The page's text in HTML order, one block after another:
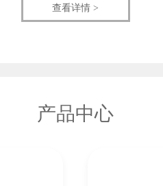
查看详情 >
产品中心